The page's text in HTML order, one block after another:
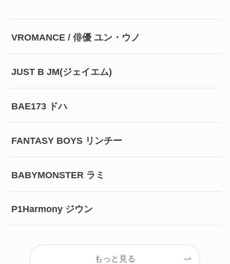
VROMANCE / 俳優 ユン・ウノ
JUST B JM(ジェイエム)
BAE173 ドハ
FANTASY BOYS リンチー
BABYMONSTER ラミ
P1Harmony ジウン
もっと見る